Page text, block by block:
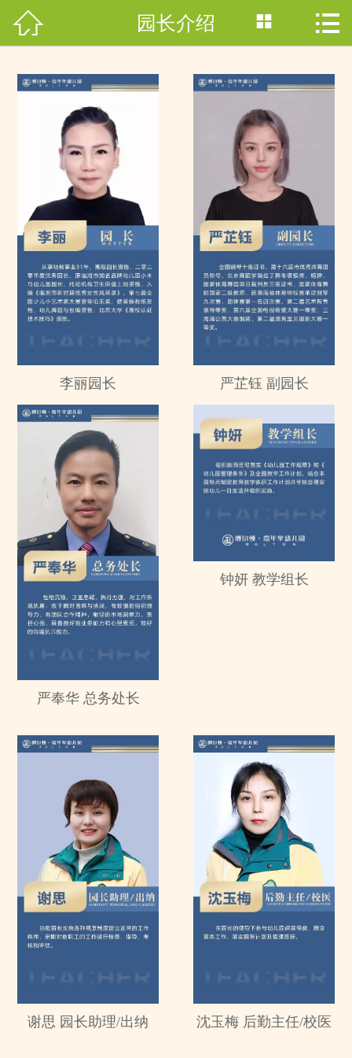
网站首页
特色课程
VR全景
师资团队
网上咨询
联系我们
 园长介绍  
李丽园长 严芷钰 副园长
严奉华 总务处长
钟妍 教学组长
谢思 园长助理/出纳 沈玉梅 后勤主任/校医